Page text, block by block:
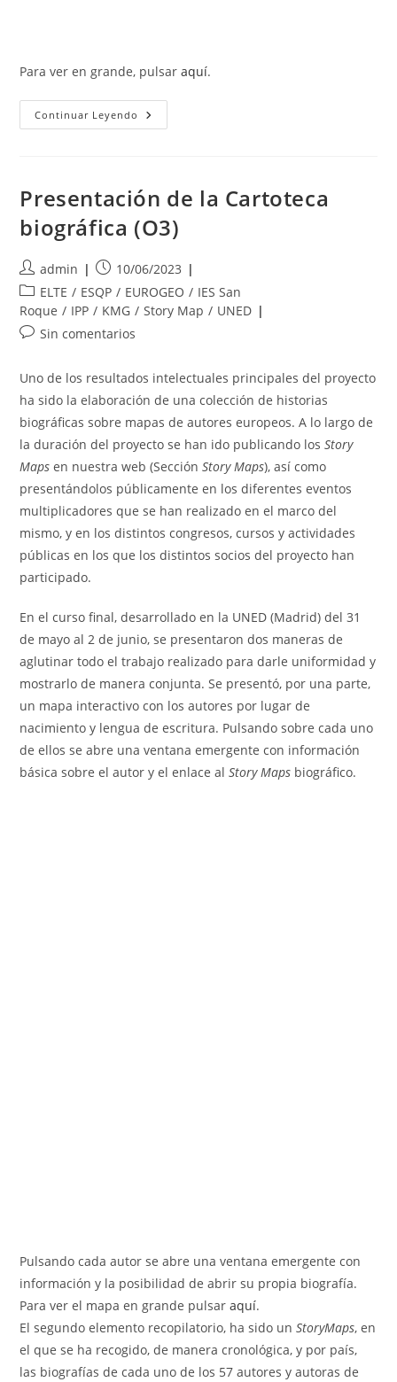
Para ver en grande, pulsar aquí.
Continuar Leyendo Resumen
Del
Presentación de la Cartoteca
biográfica (O3)
Autor
de
la
entrada:
admin
Publicación
de
la
10/06/2023
Categoría
de
la
ELTE / ESQP / EUROGEO / IES San
Roque / IPP / KMG / Story Map / UNED
Comentarios
la
Sin comentarios
Uno de los resultados intelectuales principales del proyecto
ha sido la elaboración de una colección de historias
biográficas sobre mapas de autores europeos. A lo largo de
la duración del proyecto se han ido publicando losStory
Maps en nuestra web (SecciónStory Maps), así como
presentándolos públicamente en los diferentes eventos
multiplicadores que se han realizado en el marco del
mismo, y en los distintos congresos, cursos y actividades
públicas en los que los distintos socios del proyecto han
participado.
En el curso final, desarrollado en la UNED (Madrid) del 31
de mayo al 2 de junio, se presentaron dos maneras de
aglutinar todo el trabajo realizado para darle uniformidad y
mostrarlo de manera conjunta. Se presentó, por una parte,
un mapa interactivo con los autores por lugar de
nacimiento y lengua de escritura. Pulsando sobre cada uno
de ellos se abre una ventana emergente con información
básica sobre el autor y el enlace alStory Maps biográfico.
Pulsando cada autor se abre una ventana emergente con
información y la posibilidad de abrir su propia biografía.
Para ver el mapa en grande pulsaraquí.
El segundo elemento recopilatorio, ha sido unStoryMaps, en
el que se ha recogido, de manera cronológica, y por país,
las biografías de cada uno de los 57 autores y autoras de